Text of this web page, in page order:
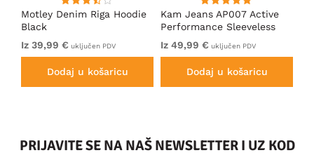
Motley Denim Riga Hoodie
Black
Iz 39,99 € uključen PDV
Dodaj u košaricu
Kam Jeans AP007 Active
Performance Sleeveless
Hoody Grey
Iz 49,99 € uključen PDV
Dodaj u košaricu
PRIJAVITE SE NA NAŠ NEWSLETTER I UZ KOD